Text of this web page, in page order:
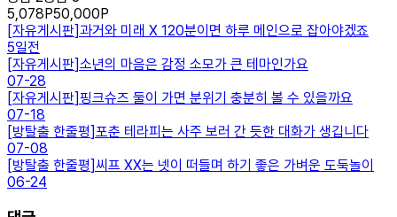
5,078P50,000P
[자유게시판]과거와 미래 X 120분이면 하루 메인으로 잡아야겠죠
5일전
[자유게시판]소년의 마음은 감정 소모가 큰 테마인가요
07-28
[자유게시판]핑크슈즈 둘이 가면 분위기 충분히 볼 수 있을까요
07-18
[방탈출 한줄평]포춘 테라피는 사주 보러 간 듯한 대화가 생깁니다
07-08
[방탈출 한줄평] 씨프 XX는 넷이 떠들며 하기 좋은 가벼운 도둑놀이
06-24